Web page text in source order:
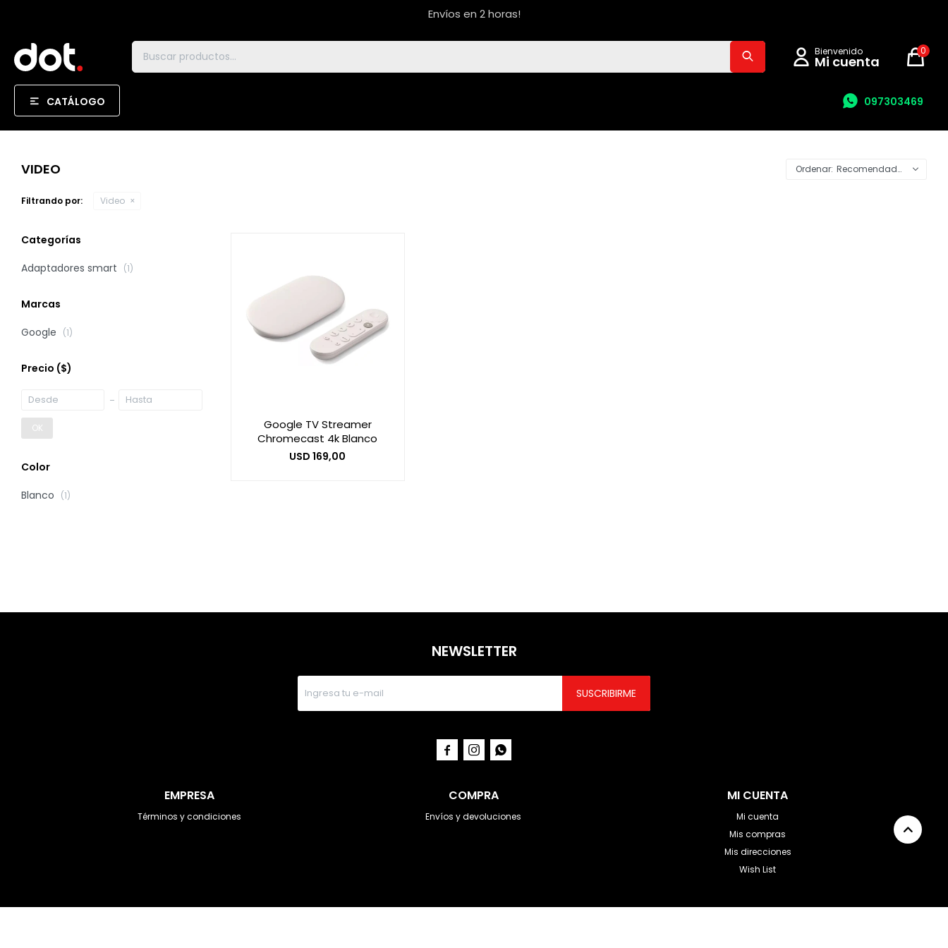
Envíos en 2 horas!
CATÁLOGO 097303469
0
VIDEO Recomendados
Filtrando por: Video
Google TV Streamer
Chromecast 4k Blanco
USD 169,00
Categorías
Adaptadores smart
(1)
Marcas
Google
(1)
Precio ($)
OK
Color
Blanco
(1)
EMPRESA
Términos y condiciones
COMPRA
Envíos y devoluciones
MI CUENTA
Mi cuenta
Mis compras
Mis direcciones
Wish List
NEWSLETTER
SUSCRIBIRME
  